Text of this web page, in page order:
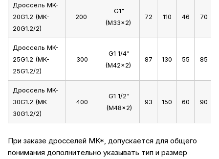
Дроссель MK-
20G1.2 (MK-
20G1.2/2)
200
G1"
(M33x2)
72 110 46 70
Дроссель MK-
25G1.2 (MK-
25G1.2/2)
300
G1 1/4"
(M42x2)
87 130 55 85
Дроссель MK-
30G1.2 (MK-
30G1.2/2)
400
G1 1/2"
(M48x2)
93 150 60 90
При заказе дросселей MK*, допускается для общего
понимания дополнительно указывать тип и размер